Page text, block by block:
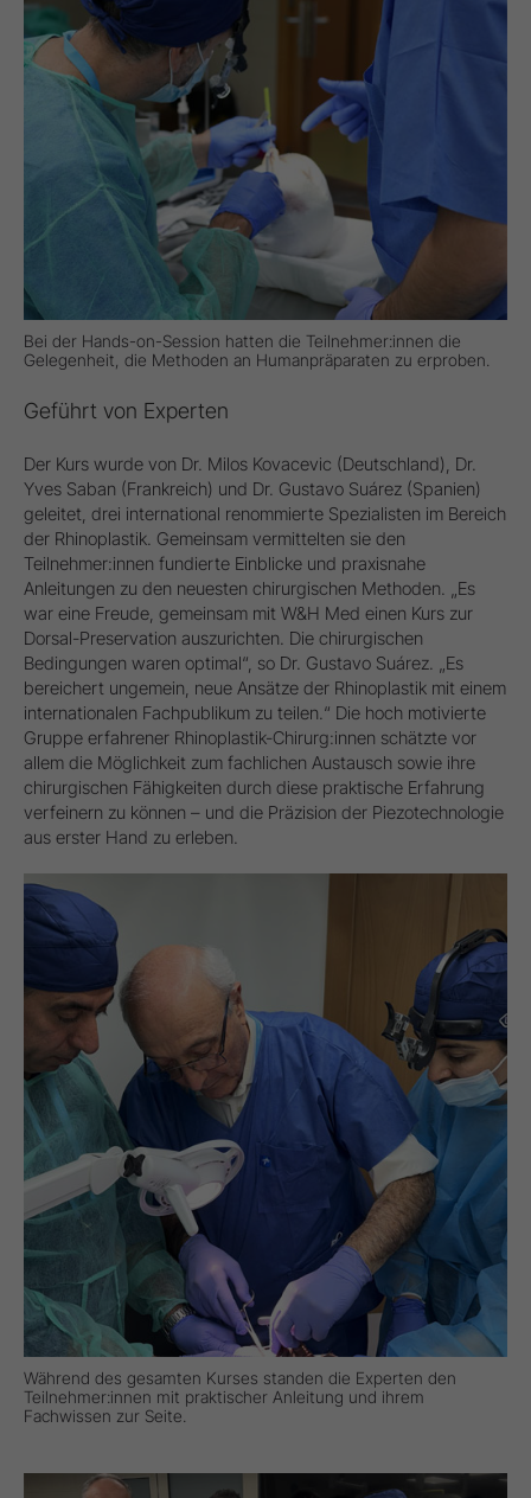
Bei der Hands-on-Session hatten die Teilnehmer:innen die
Gelegenheit, die Methoden an Humanpräparaten zu erproben.
Geführt von Experten
Der Kurs wurde von Dr. Milos Kovacevic (Deutschland), Dr.
Yves Saban (Frankreich) und Dr. Gustavo Suárez (Spanien)
geleitet, drei international renommierte Spezialisten im Bereich
der Rhinoplastik. Gemeinsam vermittelten sie den
Teilnehmer:innen fundierte Einblicke und praxisnahe
Anleitungen zu den neuesten chirurgischen Methoden. „Es
war eine Freude, gemeinsam mit W&H Med einen Kurs zur
Dorsal-Preservation auszurichten. Die chirurgischen
Bedingungen waren optimal“, so Dr. Gustavo Suárez. „Es
bereichert ungemein, neue Ansätze der Rhinoplastik mit einem
internationalen Fachpublikum zu teilen.“ Die hoch motivierte
Gruppe erfahrener Rhinoplastik-Chirurg:innen schätzte vor
allem die Möglichkeit zum fachlichen Austausch sowie ihre
chirurgischen Fähigkeiten durch diese praktische Erfahrung
verfeinern zu können – und die Präzision der Piezotechnologie
aus erster Hand zu erleben.
Während des gesamten Kurses standen die Experten den
Teilnehmer:innen mit praktischer Anleitung und ihrem
Fachwissen zur Seite.